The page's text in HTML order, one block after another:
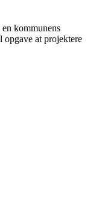
kommunens
at projektere